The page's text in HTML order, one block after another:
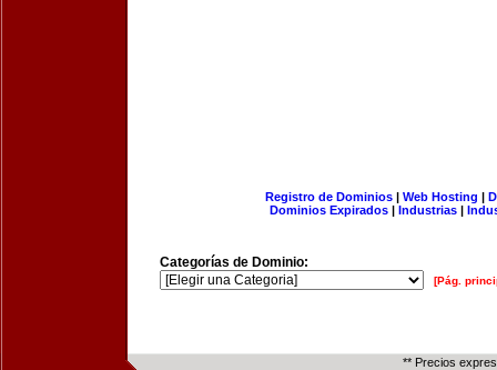
Registro de Dominios| Web Hosting |
Dominios Expirados | Industrias |
Categorías de Dominio:
[Pág.
** Precios